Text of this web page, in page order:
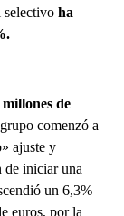
selectivo ha
de
comenzó a
ajuste y
de iniciar una
un 6,3%
euros, por la